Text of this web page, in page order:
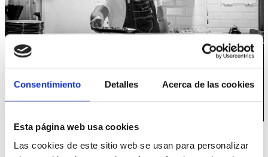
Consentimiento Detalles Acerca de las cookies
Esta página web usa cookies
Las cookies de este sitio web se usan para personalizar
¡CONTÁCTANOS!
CONSULTE CON NUESTRO EQUIPO DE
Ponemos a tu disposición todos nuestros canales
de comunicación.